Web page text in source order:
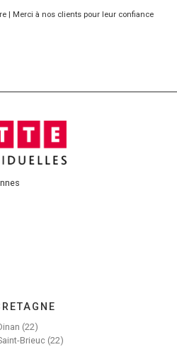
| Merci à nos clients pour leur confiance
(22)
Brieuc (22)